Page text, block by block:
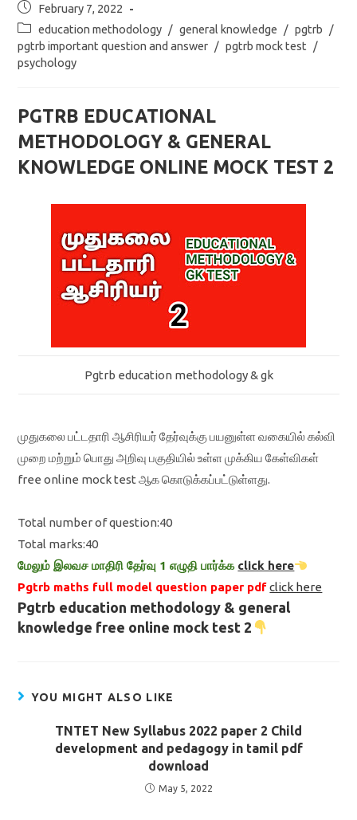
Post
published:
February 7, 2022
Post
category:
education methodology / general knowledge / pgtrb /
pgtrb important question and answer / pgtrb mock test /
psychology
PGTRB EDUCATIONAL
METHODOLOGY & GENERAL
KNOWLEDGE ONLINE MOCK TEST 2
Pgtrb education methodology & gk
முதுகலை பட்டதாரி ஆசிரியர் தேர்வுக்கு பயனுள்ள வகையில் கல்வி
முறை மற்றும் பொது அறிவு பகுதியில் உள்ள முக்கிய கேள்விகள்
free online mock test ஆக கொடுக்கப்பட்டுள்ளது.
Total number of question:40
Total marks:40
மேலும் இலவச மாதிரி தேர்வு 1 எழுதி பார்க்க click here
Pgtrb maths full model question paper pdf click here
Pgtrb education methodology & general
knowledge free online mock test 2
YOU MIGHT ALSO LIKE
TNTET New Syllabus 2022 paper 2 Child
development and pedagogy in tamil pdf
download
May 5, 2022